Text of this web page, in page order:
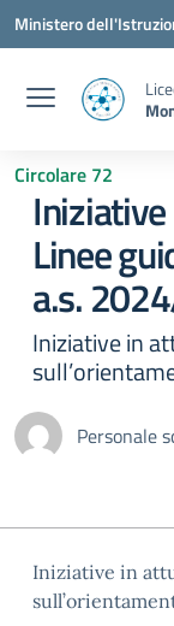
Vai ai contenuti
Vai al menu di
Vai al footer
Ministero
Circolare 72
Linee
a.s.
Iniziative in
Personale
Iniziative in